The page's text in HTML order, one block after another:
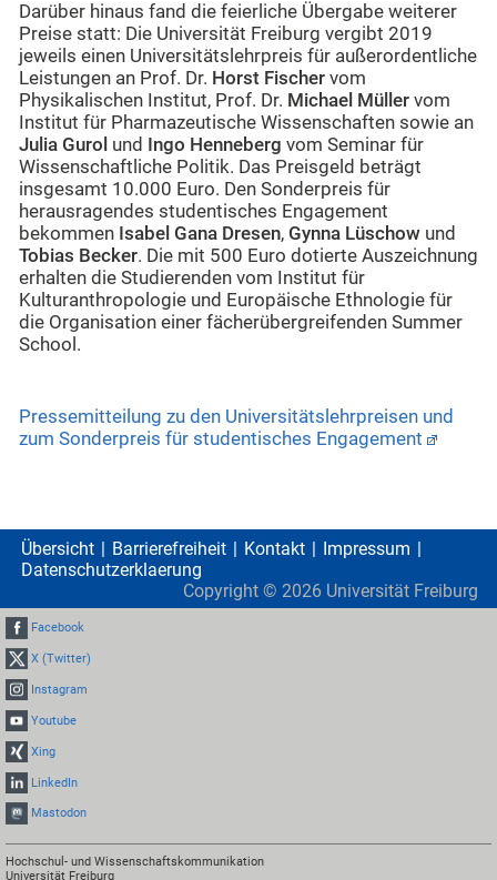
Darüber hinaus fand die feierliche Übergabe weiterer
Preise statt: Die Universität Freiburg vergibt 2019
jeweils einen Universitätslehrpreis für außerordentliche
Leistungen an Prof. Dr. Horst Fischer vom
Physikalischen Institut, Prof. Dr. Michael Müller vom
Institut für Pharmazeutische Wissenschaften sowie an
Julia Gurol und Ingo Henneberg vom Seminar für
Wissenschaftliche Politik. Das Preisgeld beträgt
insgesamt 10.000 Euro. Den Sonderpreis für
herausragendes studentisches Engagement
bekommen Isabel Gana Dresen, Gynna Lüschow und
Tobias Becker. Die mit 500 Euro dotierte Auszeichnung
erhalten die Studierenden vom Institut für
Kulturanthropologie und Europäische Ethnologie für
die Organisation einer fächerübergreifenden Summer
School.
Pressemitteilung zu den Universitätslehrpreisen und
zum Sonderpreis für studentisches Engagement
Übersicht Barrierefreiheit Kontakt
Impressum
Datenschutzerklaerung
Copyright © 2026 Universität Freiburg
Facebook
X (Twitter)
Instagram
Youtube
Xing
LinkedIn
Mastodon
Hochschul- und Wissenschaftskommunikation
Universität Freiburg